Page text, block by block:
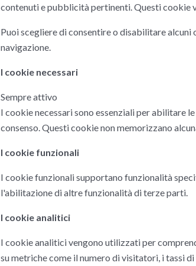
contenuti e pubblicità pertinenti. Questi cookie
Puoi scegliere di consentire o disabilitare
navigazione.
I cookie necessari
Sempre attivo
I cookie necessari sono essenziali per abilitare
consenso. Questi cookie non memorizzano
I cookie funzionali
I cookie funzionali supportano funzionalità
l'abilitazione di altre funzionalità di terze parti.
I cookie analitici
I cookie analitici vengono utilizzati per
su metriche come il numero di visitatori, i tassi